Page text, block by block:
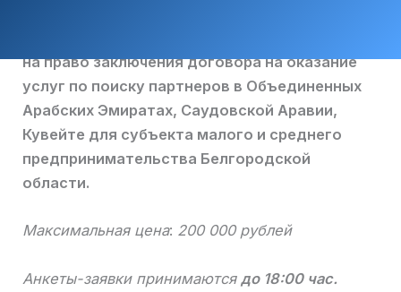
на право заключения договора на оказание
услуг по поиску партнеров в Объединенных
Арабских Эмиратах, Саудовской Аравии,
Кувейте для субъекта малого и среднего
предпринимательства Белгородской
области.
Максимальная цена: 200 000 рублей
Анкеты-заявки принимаютсядо 18:00 час.